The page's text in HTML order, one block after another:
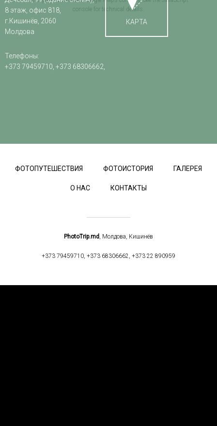
console for technical details.
8 этаж, офис 818,
г.Кишинёв, 2060
Молдова
Телефоны:
+373 79459710, +373 68306662,
КАРТА
ФОТОПУТЕШЕСТВИЯ ФОТОИСТОРИЯ ГАЛЕРЕЯ
О НАС КОНТАКТЫ
PhotoTrip.md, Молдова, Кишинёв
+373 79459710, +373 68306662, +373 22 890959